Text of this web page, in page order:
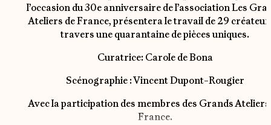
l’occasion du 30e anniversaire de l’association Les
Ateliers de France, présentera le travail de 29
travers une quarantaine de pièces uniques.
Curatrice: Carole de Bona
Scénographie : Vincent Dupont-Rougier
Avec la participation des membres des Grands Ateliers
France.